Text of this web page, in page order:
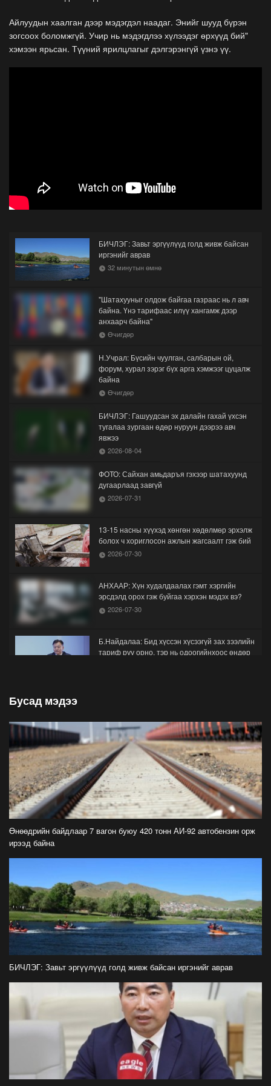
Айлуудын хаалган дээр мэдэгдэл наадаг. Энийг шууд бүрэн
зогсоох боломжгүй. Учир нь мэдэгдлээ хүлээдэг өрхүүд бий"
хэмээн ярьсан. Түүний ярилцлагыг дэлгэрэнгүй үзнэ үү.
БИЧЛЭГ: Завьт эргүүлүүд голд живж байсан
иргэнийг аврав
32 минутын өмнө
"Шатахууныг олдож байгаа газраас нь л авч
байна. Үнэ тарифаас илүү хангамж дээр
анхаарч байна"
Өчигдөр
Н.Учрал: Бүсийн чуулган, салбарын ой,
форум, хурал зэрэг бүх арга хэмжээг цуцалж
байна
Өчигдөр
БИЧЛЭГ: Гашуудсан эх далайн гахай үхсэн
тугалаа зургаан өдөр нуруун дээрээ авч
явжээ
2026-08-04
ФОТО: Сайхан амьдаръя гэхээр шатахуунд
дугаарлаад завгүй
2026-07-31
13-15 насны хүүхэд хөнгөн хөдөлмөр эрхэлж
болох ч хориглосон ажлын жагсаалт гэж бий
2026-07-30
АНХААР: Хүн худалдаалах гэмт хэргийн
эрсдэлд орох гэж буйгаа хэрхэн мэдэх вэ?
2026-07-30
Б.Найдалаа: Бид хүссэн хүсээгүй зах зээлийн
тариф руу орно, тэр нь одоогийнхоос өндөр
2026-07-22
С.Амарсайхан: Фэйсбүүкээр ангийн групп чат
нээдэг, үүгээр даалгавраа өгдгийг зогсоож,
хаана
2026-07-21
ФОТО: Тажикистан Улсын Ерөнхийлөгчийн
2026-07-21
илрээгүй, аймгийн цолтой нэг бөхөөс илэрсэн
гэх имэйл ирсэн"
2026-07-21
Засгийн газрын хуралдаанаас гарсан
шийдвэрийг танилцуулж байна
2026-07-21
Тажикистан Улсын Ерөнхийлөгч Эмомали
Рахмоныг угтан авлаа
2026-07-21
Н.Учрал: Аль замуудыг хэзээнээс хаахаа
08.01 гэхэд нийслэлчүүдэд мэдээлээрэй
2026-07-20
Бусад мэдээ
Өнөөдрийн байдлаар 7 вагон буюу 420 тонн АИ-92 автобензин орж
ирээд байна
БИЧЛЭГ: Завьт эргүүлүүд голд живж байсан иргэнийг аврав